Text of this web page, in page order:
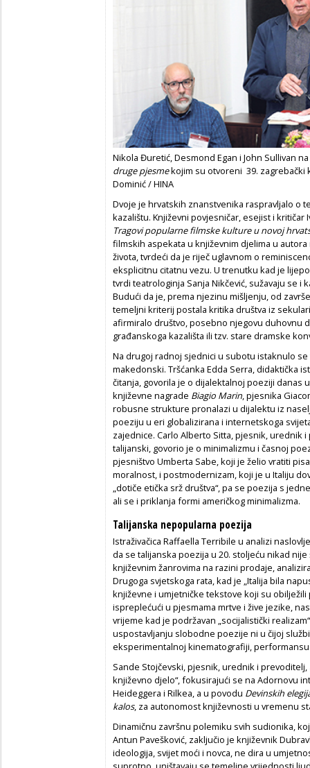
Nikola Đuretić, Desmond Egan i John Sullivan
druge pjesmekojim su otvoreni 39. zagrebački
Dominić / HINA
Dvoje je hrvatskih znanstvenika raspravljalo o
kazalištu. Književni povjesničar, esejist i
Tragovi popularne filmske kulture u novoj
filmskih aspekata u književnim djelima u
života, tvrdeći da je riječ uglavnom o
eksplicitnu citatnu vezu. U trenutku kad je
tvrdi teatrologinja Sanja Nikčević, sužavaju se
Budući da je, prema njezinu mišljenju, od
temeljni kriterij postala kritika društva iz
afirmiralo društvo, posebno njegovu duhovnu
građanskoga kazališta ili tzv. stare dramske
Na drugoj radnoj sjednici u subotu istaknulo
makedonski. Tršćanka Edda Serra, didaktička
čitanja, govorila je o dijalektalnoj poeziji danas
književne nagrade Biagio Marin, pjesnika
robusne strukture pronalazi u dijalektu iz
poeziju u eri globalizirana i internetskoga
zajednice. Carlo Alberto Sitta, pjesnik, urednik
talijanski, govorio je o minimalizmu i časnoj
pjesništvo Umberta Sabe, koji je želio vratiti
moralnost, i postmodernizam, koji je u Italiju
„dotiče etička srž društva“, pa se poezija s
ali se i priklanja formi američkog minimalizma.
Talijanska nepopularna poezija
Istraživačica Raffaella Terribile u analizi
da se talijanska poezija u 20. stoljeću nikad
književnim žanrovima na razini prodaje,
Drugoga svjetskoga rata, kad je „Italija bila
književne i umjetničke tekstove koji su obilježili
ispreplećući u pjesmama mrtve i žive jezike,
vrijeme kad je podržavan „socijalistički
uspostavljanju slobodne poezije ni u čijoj
eksperimentalnoj kinematografiji, performansu
Sande Stojčevski, pjesnik, urednik i
književno djelo“, fokusirajući se na Adornovu
Heideggera i Rilkea, a u povodu Devinskih
kalos, za autonomost književnosti u vremenu
Dinamičnu završnu polemiku svih sudionika,
Antun Pavešković, zaključio je književnik
ideologija, svijet moći i novca, ne dira u